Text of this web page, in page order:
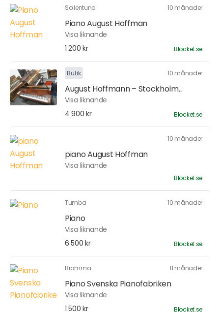
Sollentuna 10 månader
Piano August Hoffman
Visa liknande
1 200 kr
Blocket.se
Butik 10 månader
August Hoffmann – Stockholm...
Visa liknande
4 900 kr
Blocket.se
10 månader
piano August Hoffman
Visa liknande
Blocket.se
Tumba 10 månader
Piano
Visa liknande
6 500 kr
Blocket.se
Bromma 11 månader
Piano Svenska Pianofabriken
Visa liknande
1 500 kr
Blocket.se